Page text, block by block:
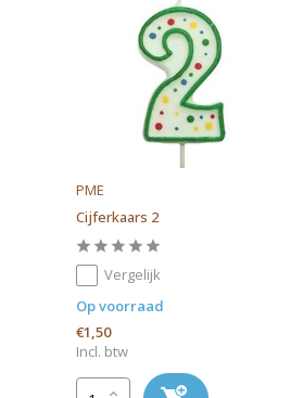
PME
Cijferkaars 2
Vergelijk
Op voorraad
€1,50
Incl. btw